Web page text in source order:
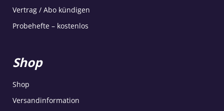
Vertrag / Abo kündigen
Probehefte – kostenlos
Shop
Shop
Versandinformation